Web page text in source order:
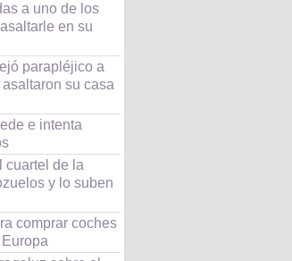
a uno de los
en su
parapléjico a
su casa
e intenta
cuartel de la
y lo suben
comprar coches